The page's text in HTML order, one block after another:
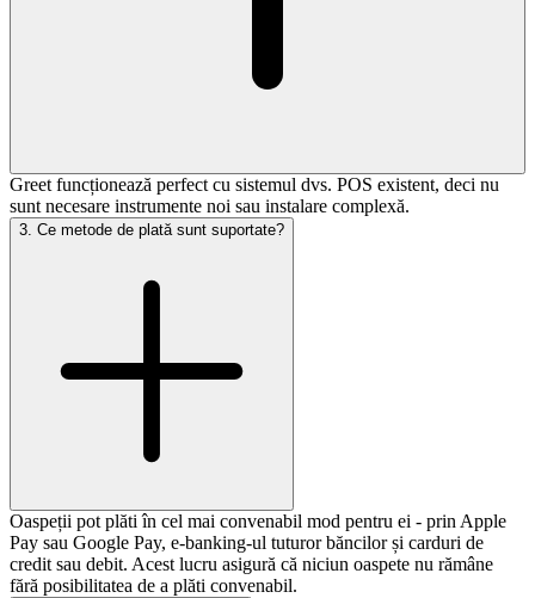
Greet funcționează perfect cu sistemul dvs. POS existent, deci nu
sunt necesare instrumente noi sau instalare complexă.
3. Ce metode de plată sunt suportate?
Oaspeții pot plăti în cel mai convenabil mod pentru ei - prin Apple
Pay sau Google Pay, e-banking-ul tuturor băncilor și carduri de
credit sau debit. Acest lucru asigură că niciun oaspete nu rămâne
fără posibilitatea de a plăti convenabil.